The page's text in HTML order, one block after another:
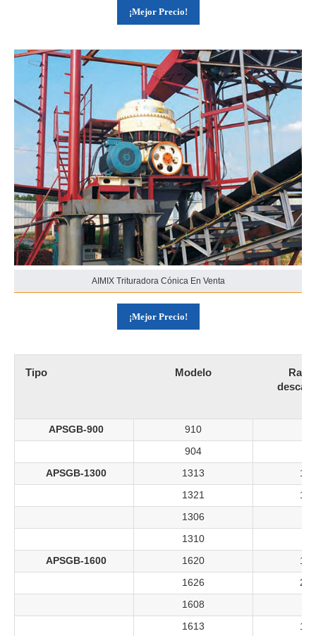
¡Mejor Precio!
AIMIX Trituradora Cónica En Venta
¡Mejor Precio!
Tipo Modelo
APSGB-900 910
904
APSGB-1300 1313
1321
1306
1310
APSGB-1600 1620
1626
1608
1613